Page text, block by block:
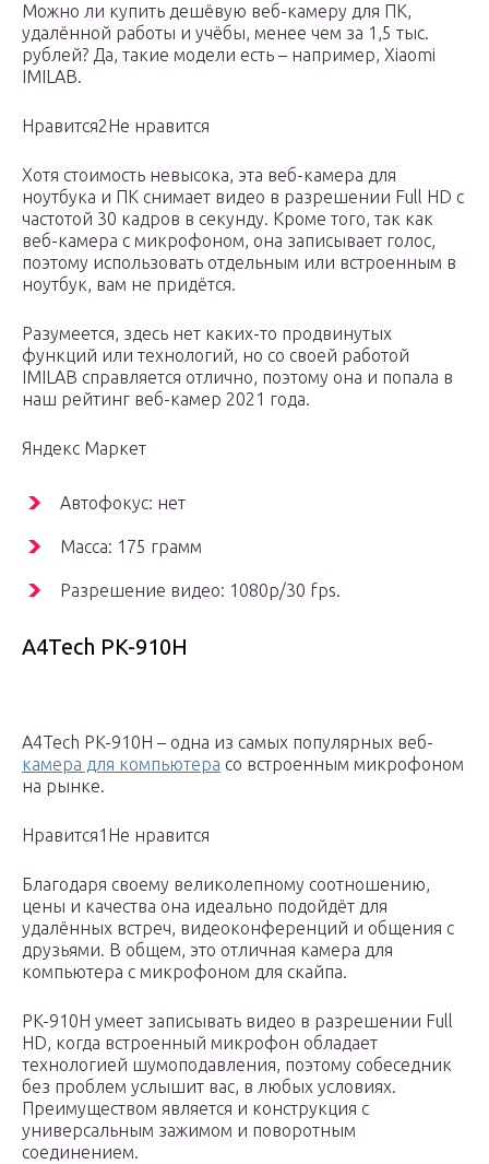
Можно ли купить дешёвую веб-камеру для ПК,
удалённой работы и учёбы, менее чем за 1,5 тыс.
рублей? Да, такие модели есть – например, Xiaomi
IMILAB.
Нравится2Не нравится
Хотя стоимость невысока, эта веб-камера для
ноутбука и ПК снимает видео в разрешении Full HD с
частотой 30 кадров в секунду. Кроме того, так как
веб-камера с микрофоном, она записывает голос,
поэтому использовать отдельным или встроенным в
ноутбук, вам не придётся.
Разумеется, здесь нет каких-то продвинутых
функций или технологий, но со своей работой
IMILAB справляется отлично, поэтому она и попала в
наш рейтинг веб-камер 2021 года.
Яндекс Маркет
Автофокус: нет
Масса: 175 грамм
Разрешение видео: 1080p/30 fps.
A4Tech PK-910H
A4Tech PK-910H – одна из самых популярных веб-
камера для компьютера со встроенным микрофоном
на рынке.
Нравится1Не нравится
Благодаря своему великолепному соотношению,
цены и качества она идеально подойдёт для
удалённых встреч, видеоконференций и общения с
друзьями. В общем, это отличная камера для
компьютера с микрофоном для скайпа.
PK-910H умеет записывать видео в разрешении Full
HD, когда встроенный микрофон обладает
технологией шумоподавления, поэтому собеседник
без проблем услышит вас, в любых условиях.
Преимуществом является и конструкция с
универсальным зажимом и поворотным
соединением.